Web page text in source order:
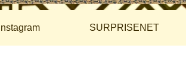
Instagram SURPRISENET